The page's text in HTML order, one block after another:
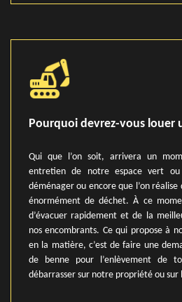
Pourquoi devrez-vous louer
Qui que l’on soit, arrivera un
entretien de notre espace vert
déménager ou encore que l’on
énormément de déchet. À ce
d’évacuer rapidement et de la
nos encombrants. Ce qui propose à
en la matière, c’est de faire une
de benne pour l’enlèvement de
débarrasser sur notre propriété ou sur